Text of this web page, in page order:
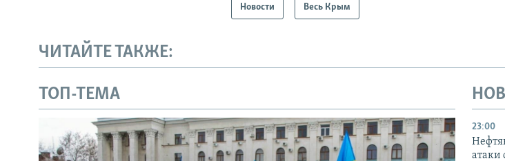
Новости Весь Крым
ЧИТАЙТЕ ТАКЖЕ:
ТОП-ТЕМА
23:00
атаки